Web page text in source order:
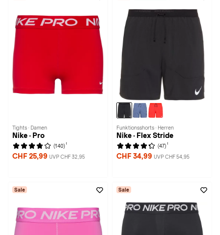
Tights · Damen
Nike · Pro
(140) 1
CHF 25,99 UVP CHF 32,95
Funktionsshorts · Herren
Nike · Flex Stride
(47) 1
CHF 34,99 UVP CHF 54,95
Sale Sale